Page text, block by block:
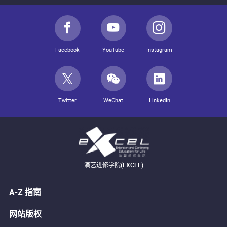
Facebook YouTube Instagram
Twitter WeChat LinkedIn
演艺进修学院(EXCEL)
A-Z 指南
网站版权